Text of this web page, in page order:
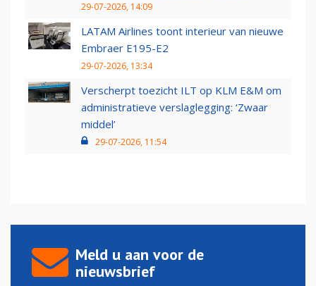
29-07-2026, 14:09
LATAM Airlines toont interieur van nieuwe
Embraer E195-E2
29-07-2026, 13:34
Verscherpt toezicht ILT op KLM E&M om
administratieve verslaglegging: ‘Zwaar
middel’
29-07-2026, 11:54
Meld u aan voor de
nieuwsbrief